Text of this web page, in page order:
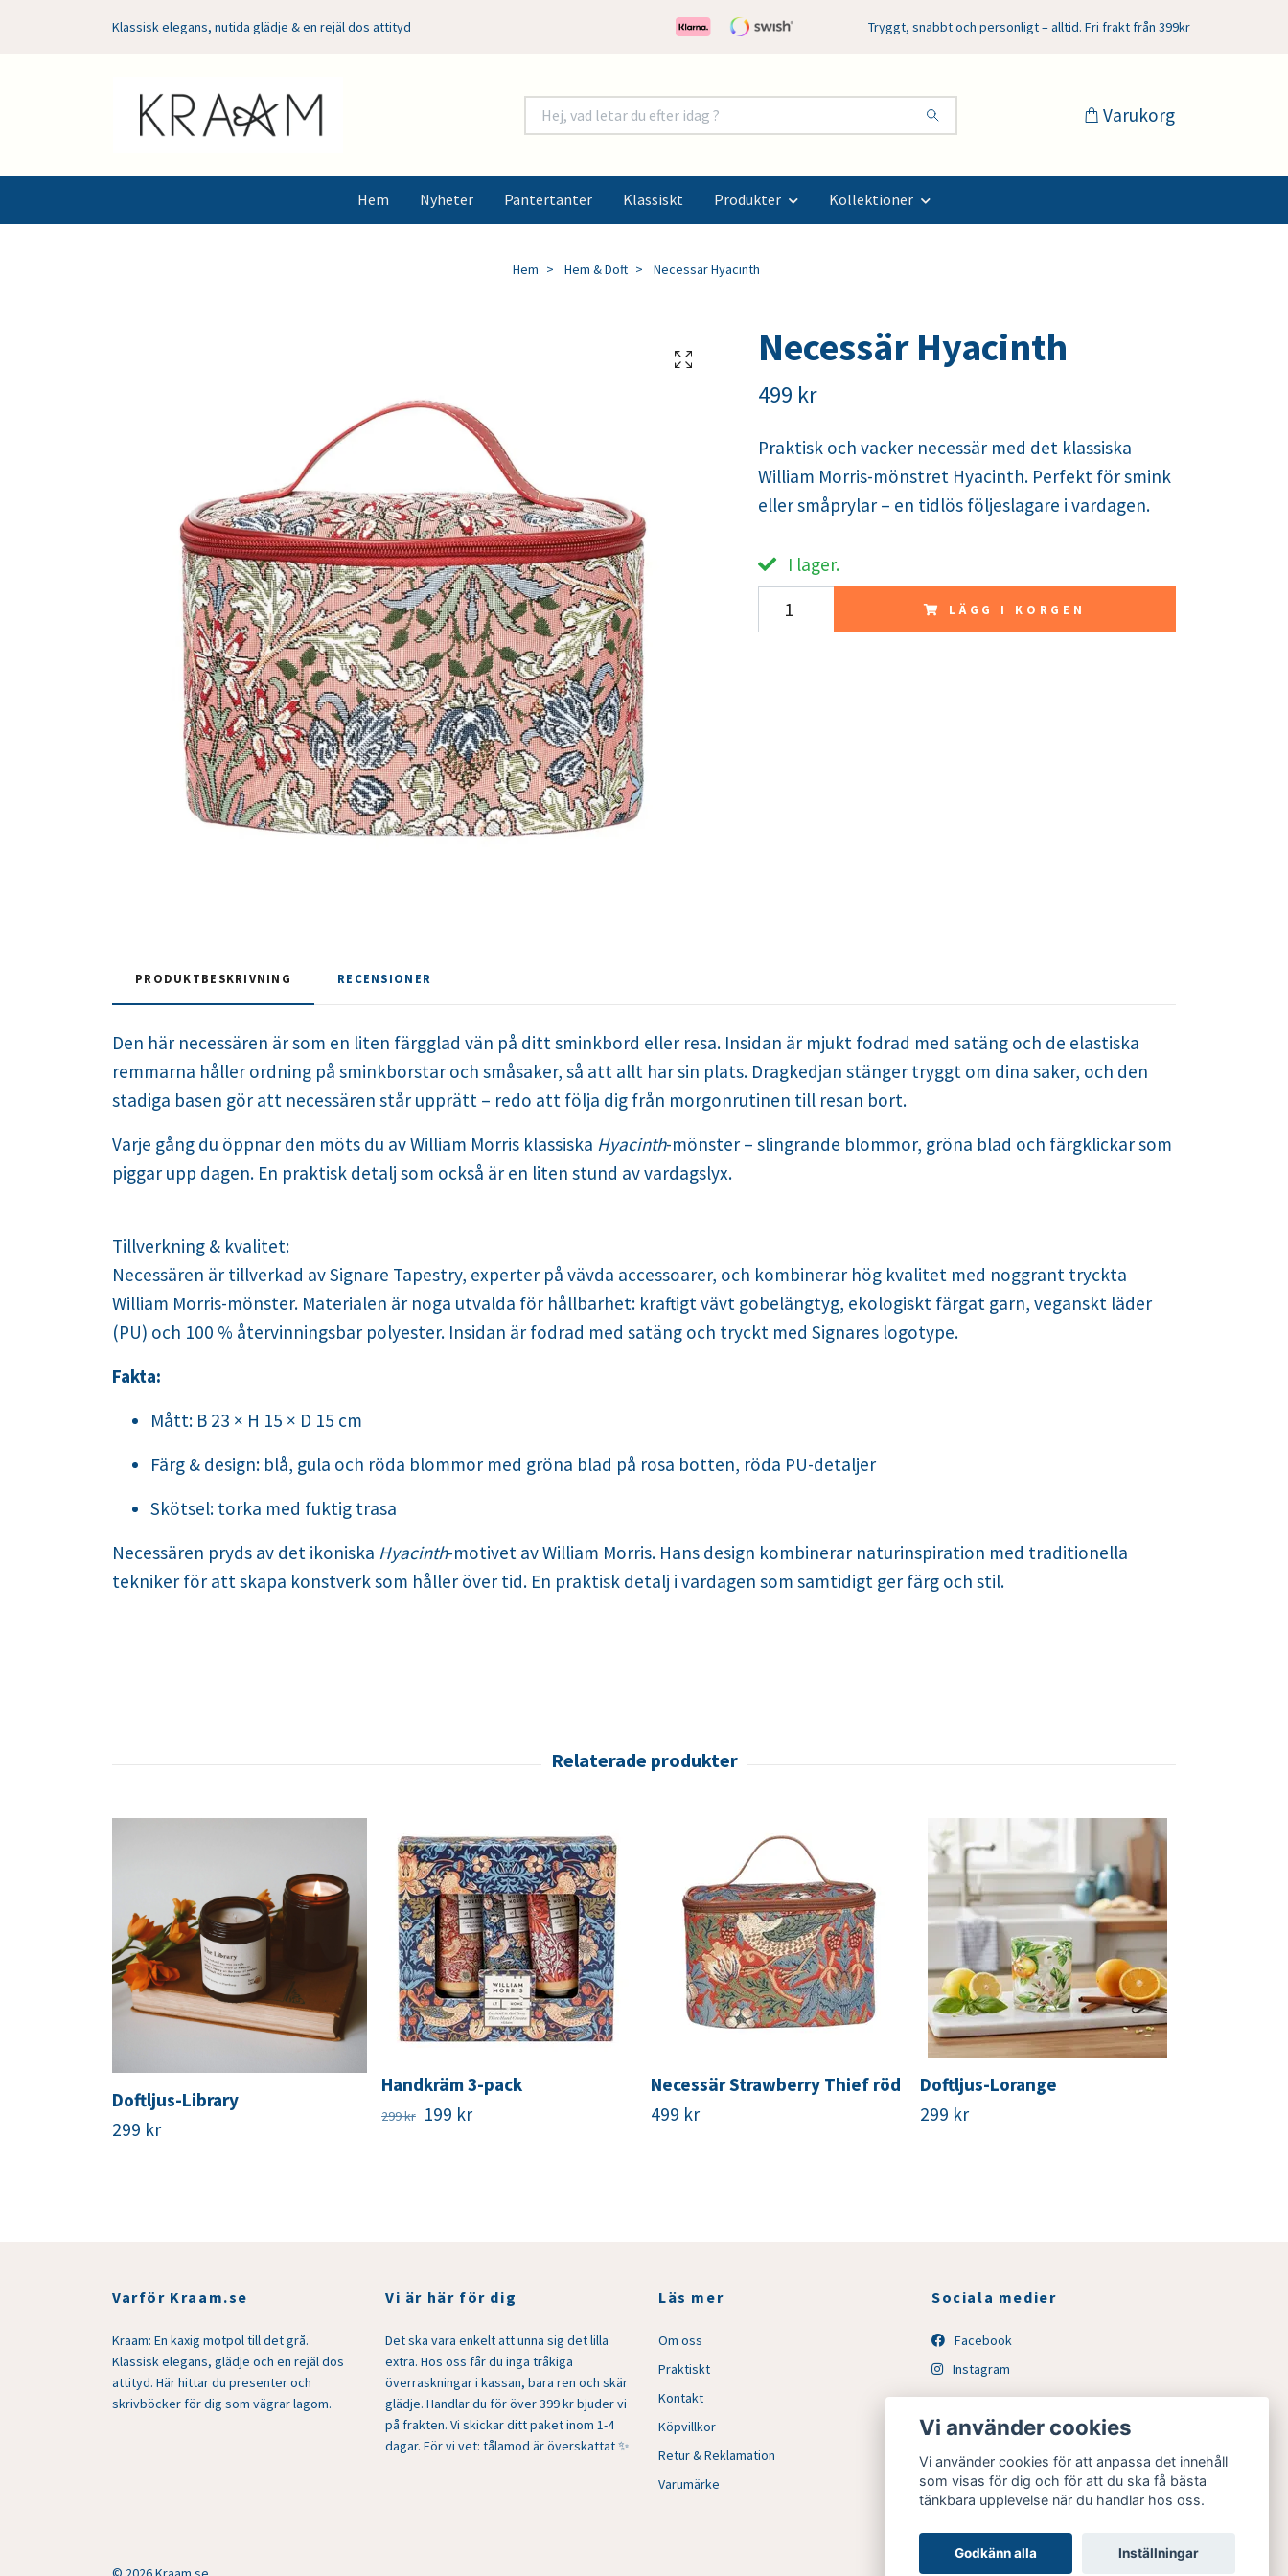
Klassisk elegans, nutida glädje & en rejäl dos attityd Tryggt, snabbt och personligt – alltid. Fri frakt från 399kr
Varukorg
Hem Nyheter Pantertanter Klassiskt Produkter Kollektioner
Hem Hem & Doft Necessär Hyacinth
Necessär Hyacinth
499 kr
Praktisk och vacker necessär med det klassiska
William Morris-mönstret Hyacinth. Perfekt för smink
eller småprylar – en tidlös följeslagare i vardagen.
I lager.
LÄGG I KORGEN
PRODUKTBESKRIVNING RECENSIONER
Den här necessären är som en liten färgglad vän på ditt sminkbord eller resa. Insidan är mjukt fodrad med satäng och de elastiska
remmarna håller ordning på sminkborstar och småsaker, så att allt har sin plats. Dragkedjan stänger tryggt om dina saker, och den
stadiga basen gör att necessären står upprätt – redo att följa dig från morgonrutinen till resan bort.
Varje gång du öppnar den möts du av William Morris klassiska Hyacinth-mönster – slingrande blommor, gröna blad och färgklickar som
piggar upp dagen. En praktisk detalj som också är en liten stund av vardagslyx.
Tillverkning & kvalitet:
Necessären är tillverkad av Signare Tapestry, experter på vävda accessoarer, och kombinerar hög kvalitet med noggrant tryckta
William Morris-mönster. Materialen är noga utvalda för hållbarhet: kraftigt vävt gobelängtyg, ekologiskt färgat garn, veganskt läder
(PU) och 100 % återvinningsbar polyester. Insidan är fodrad med satäng och tryckt med Signares logotype.
Fakta:
Mått: B 23 × H 15 × D 15 cm
Färg & design: blå, gula och röda blommor med gröna blad på rosa botten, röda PU-detaljer
Skötsel: torka med fuktig trasa
Necessären pryds av det ikoniska Hyacinth-motivet av William Morris. Hans design kombinerar naturinspiration med traditionella
tekniker för att skapa konstverk som håller över tid. En praktisk detalj i vardagen som samtidigt ger färg och stil.
Doftljus-Library
299 kr
Handkräm 3-pack
299 kr 199 kr
Necessär Strawberry Thief röd
499 kr
Doftljus-Lorange
299 kr
Varför Kraam.se
Kraam: En kaxig motpol till det grå.
Klassisk elegans, glädje och en rejäl dos
attityd. Här hittar du presenter och
skrivböcker för dig som vägrar lagom.
Vi är här för dig
Det ska vara enkelt att unna sig det lilla
extra. Hos oss får du inga tråkiga
överraskningar i kassan, bara ren och skär
glädje. Handlar du för över 399 kr bjuder vi
på frakten. Vi skickar ditt paket inom 1-4
dagar. För vi vet: tålamod är överskattat ✨
Läs mer
Om oss
Praktiskt
Kontakt
Köpvillkor
Retur & Reklamation
Varumärke
Sociala medier
Facebook
Instagram
Vi använder cookies
Vi använder cookies för att anpassa det innehåll
som visas för dig och för att du ska få bästa
tänkbara upplevelse när du handlar hos oss.
Godkänn alla Inställningar